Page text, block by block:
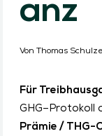
anz
Von Thomas Schulze
Für
GHG–Protokoll
Prämie / THG-